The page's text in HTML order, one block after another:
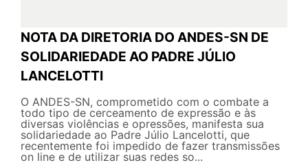
NOTA DA DIRETORIA DO ANDES-SN DE
SOLIDARIEDADE AO PADRE JÚLIO
LANCELOTTI
O ANDES-SN, comprometido com o combate a
todo tipo de cerceamento de expressão e às
diversas violências e opressões, manifesta sua
solidariedade ao Padre Júlio Lancelotti, que
recentemente foi impedido de fazer transmissões
on line e de utilizar suas redes so...